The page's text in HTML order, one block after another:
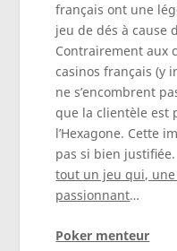
français ont une
jeu de dés à cause
Contrairement aux
casinos français (y
ne s’encombrent
que la clientèle est
l’Hexagone. Cette
pas si bien
tout un jeu qui,
passionnant…
Poker menteur